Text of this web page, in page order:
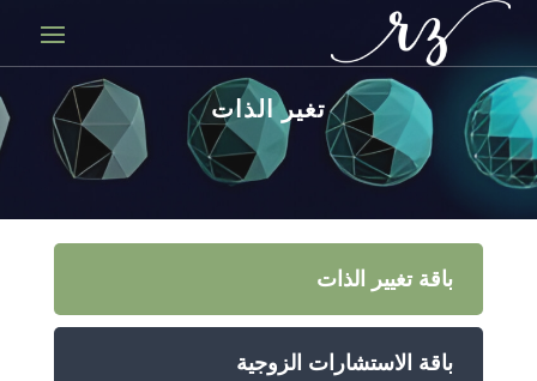
تغير الذات
باقة تغيير الذات
باقة الاستشارات الزوجية